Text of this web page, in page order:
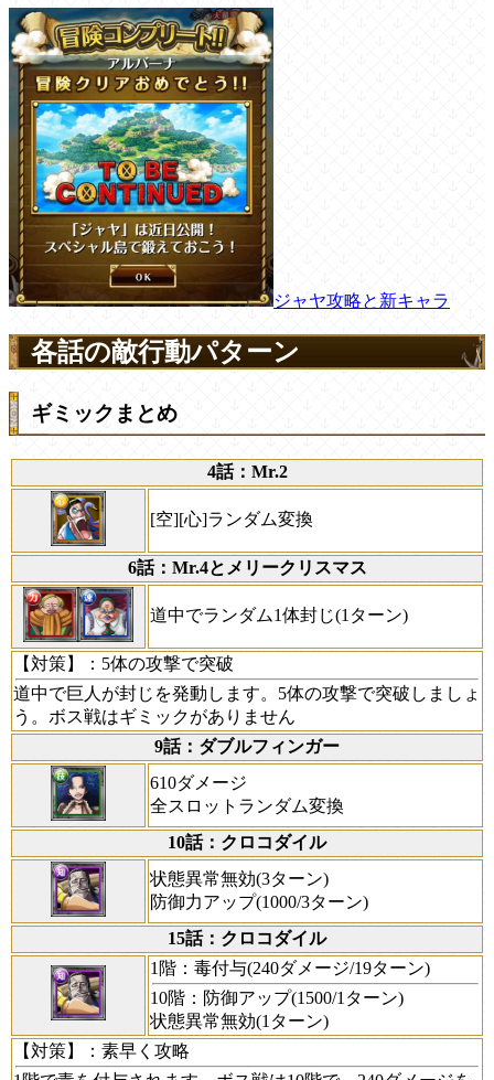
ジャヤ攻略と新キャラ
各話の敵行動パターン
ギミックまとめ
4話：Mr.2
[空][心]ランダム変換
6話：Mr.4とメリークリスマス
道中でランダム1体封じ(1ターン)
【対策】
：5体の攻撃で突破
道中で巨人が封じを発動します。5体の攻撃で突破しましょ
う。ボス戦はギミックがありません
9話：ダブルフィンガー
610ダメージ
全スロットランダム変換
10話：クロコダイル
状態異常無効(3ターン)
防御力アップ(1000/3ターン)
15話：クロコダイル
1階：毒付与(240ダメージ/19ターン)
10階：防御アップ(1500/1ターン)
状態異常無効(1ターン)
【対策】
：素早く攻略